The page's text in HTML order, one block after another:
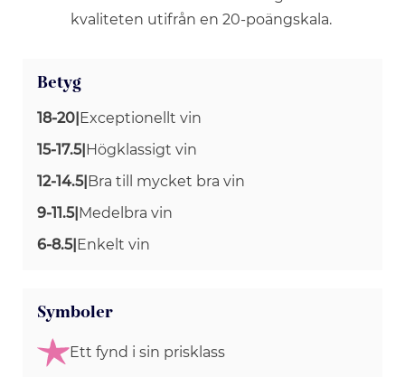
kvaliteten utifrån en 20-poängskala.
Betyg
18-20|Exceptionellt vin
15-17.5|Högklassigt vin
12-14.5|Bra till mycket bra vin
9-11.5|Medelbra vin
6-8.5|Enkelt vin
Symboler
Ett fynd i sin prisklass